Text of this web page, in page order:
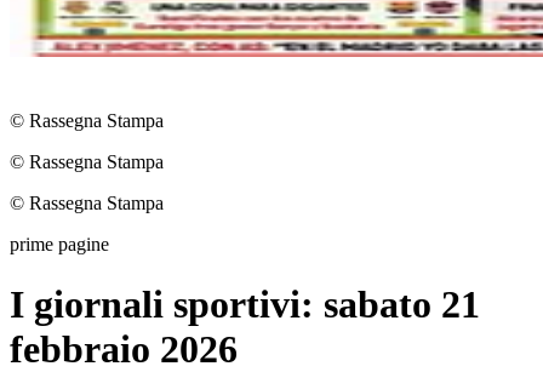
© Rassegna Stampa
© Rassegna Stampa
© Rassegna Stampa
prime pagine
I giornali sportivi: sabato 21
febbraio 2026